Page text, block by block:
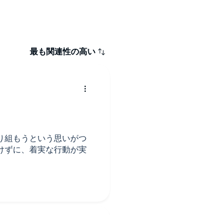
最も関連性の高い
組もうという思いがつ
ずに、着実な行動が実